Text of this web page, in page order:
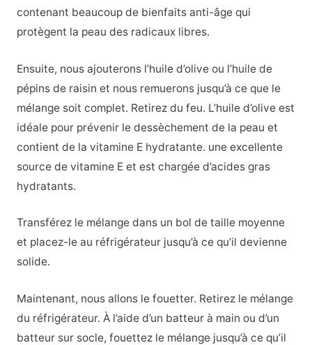
contenant beaucoup de bienfaits anti-âge qui
protègent la peau des radicaux libres.
Ensuite, nous ajouterons l’huile d’olive ou l’huile de
pépins de raisin et nous remuerons jusqu’à ce que le
mélange soit complet. Retirez du feu. L’huile d’olive est
idéale pour prévenir le dessèchement de la peau et
contient de la vitamine E hydratante. une excellente
source de vitamine E et est chargée d’acides gras
hydratants.
Transférez le mélange dans un bol de taille moyenne
et placez-le au réfrigérateur jusqu’à ce qu’il devienne
solide.
Maintenant, nous allons le fouetter. Retirez le mélange
du réfrigérateur. À l’aide d’un batteur à main ou d’un
batteur sur socle, fouettez le mélange jusqu’à ce qu’il